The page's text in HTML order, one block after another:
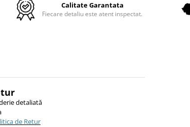
Calitate Garantata
Fiecare detaliu este atent inspectat.
detaliată
de Retur